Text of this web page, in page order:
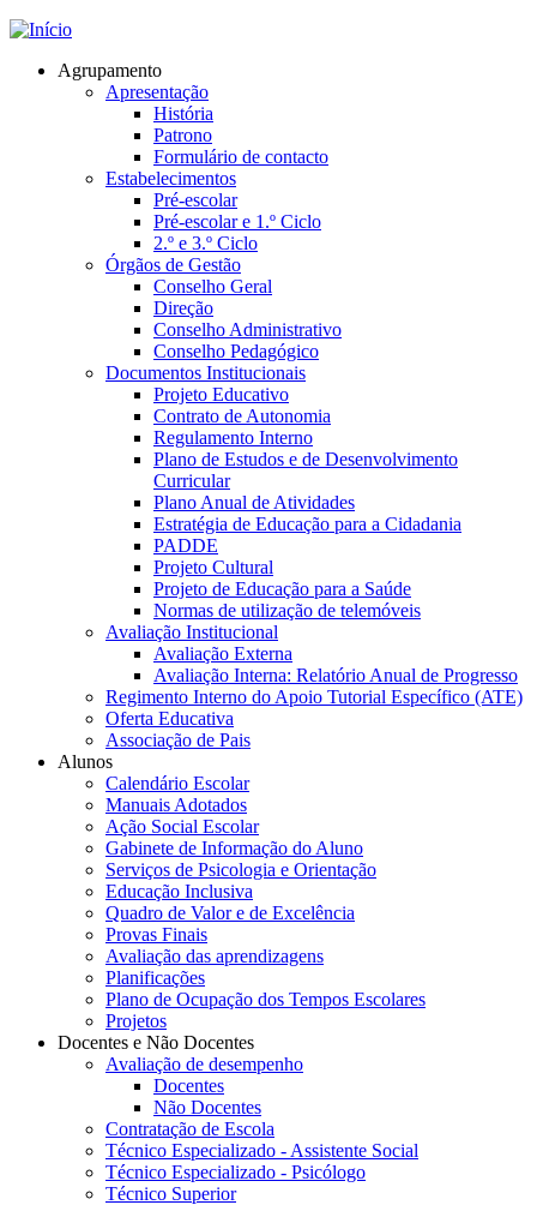
Jump to navigation
Agrupamento
Apresentação
História
Patrono
Formulário de contacto
Estabelecimentos
Pré-escolar
Pré-escolar e 1.º Ciclo
2.º e 3.º Ciclo
Órgãos de Gestão
Conselho Geral
Direção
Conselho Administrativo
Conselho Pedagógico
Documentos Institucionais
Projeto Educativo
Contrato de Autonomia
Regulamento Interno
Plano de Estudos e de Desenvolvimento
Curricular
Plano Anual de Atividades
Estratégia de Educação para a Cidadania
PADDE
Projeto Cultural
Projeto de Educação para a Saúde
Normas de utilização de telemóveis
Avaliação Institucional
Avaliação Externa
Avaliação Interna: Relatório Anual de Progresso
Regimento Interno do Apoio Tutorial Específico (ATE)
Oferta Educativa
Associação de Pais
Alunos
Calendário Escolar
Manuais Adotados
Ação Social Escolar
Gabinete de Informação do Aluno
Serviços de Psicologia e Orientação
Educação Inclusiva
Quadro de Valor e de Excelência
Provas Finais
Avaliação das aprendizagens
Planificações
Plano de Ocupação dos Tempos Escolares
Projetos
Docentes e Não Docentes
Avaliação de desempenho
Docentes
Não Docentes
Contratação de Escola
Técnico Especializado - Assistente Social
Técnico Especializado - Psicólogo
Técnico Superior